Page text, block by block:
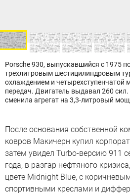
Porsche 930, выпускавшийся с 1975
трехлитровым шестицилиндровым
охлаждением и четырехступенчатой
передач. Двигатель выдавал 260
сменила агрегат на 3,3-литровый
После основания собственной
ковров Макичерн купил
затем увидел Turbo-версию 911
года, в разгар нефтяного
цвете Midnight Blue, с
спортивными креслами и